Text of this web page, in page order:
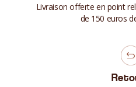
Livraison offerte en point
de 150 euros